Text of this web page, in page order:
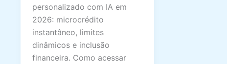
personalizado com IA em
2026: microcrédito
instantâneo, limites
dinâmicos e inclusão
financeira. Como acessar